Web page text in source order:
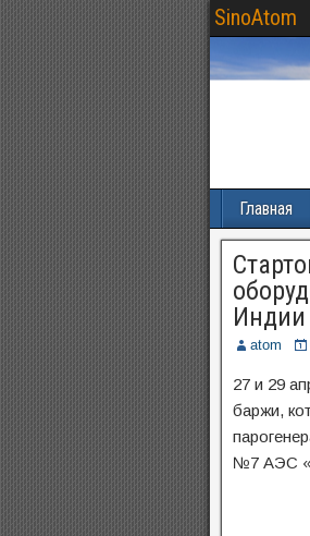
SinoAtom
Главная
Индии
atom
27 и 29
баржи,
№7 АЭС